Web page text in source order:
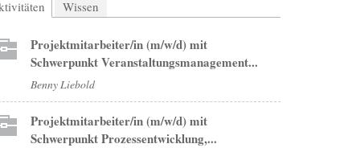
(aktiver Reiter)
Wissen
Projektmitarbeiter/in (m/w/d) mit
Schwerpunkt Veranstaltungsmanagement...
Benny Liebold
Projektmitarbeiter/in (m/w/d) mit
Schwerpunkt Prozessentwicklung,...